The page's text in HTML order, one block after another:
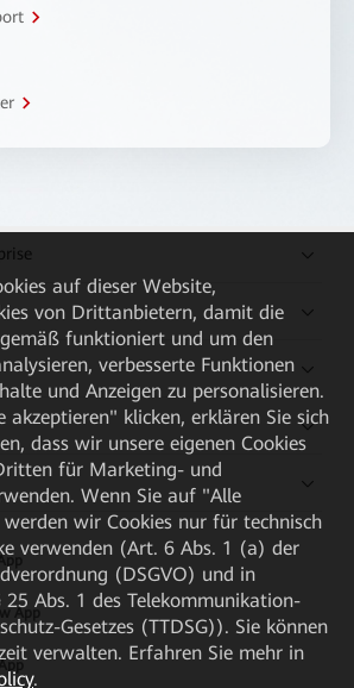
App
auf dieser Website,
von Drittanbietern, damit die
funktioniert und um den
verbesserte Funktionen
und Anzeigen zu personalisieren.
akzeptieren" klicken, erklären Sie sich
dass wir unsere eigenen Cookies
für Marketing- und
Wenn Sie auf "Alle
wir Cookies nur für technisch
verwenden (Art. 6 Abs. 1 (a) der
(DSGVO) und in
Abs. 1 des Telekommunikation-
Gesetzes (TTDSG)). Sie können
verwalten. Erfahren Sie mehr in
.